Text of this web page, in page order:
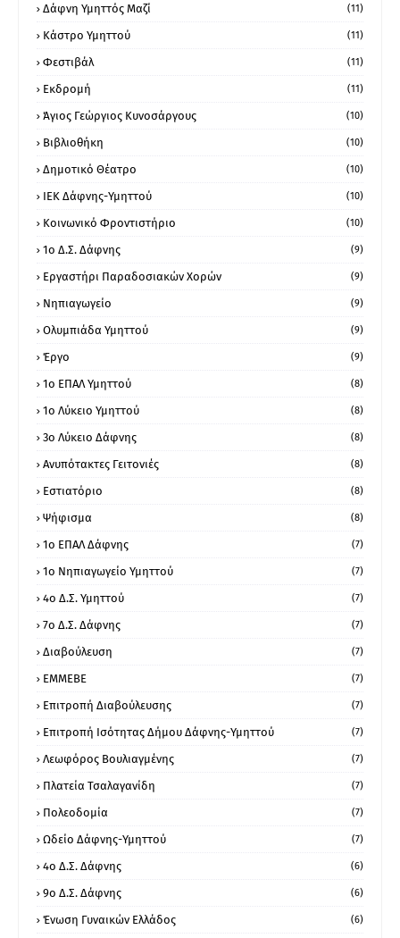
Δάφνη Υμηττός Μαζί (11)
Κάστρο Υμηττού (11)
Φεστιβάλ (11)
Εκδρομή (11)
Άγιος Γεώργιος Κυνοσάργους (10)
Βιβλιοθήκη (10)
Δημοτικό Θέατρο (10)
ΙΕΚ Δάφνης-Υμηττού (10)
Κοινωνικό Φροντιστήριο (10)
1ο Δ.Σ. Δάφνης (9)
Εργαστήρι Παραδοσιακών Χορών (9)
Νηπιαγωγείο (9)
Ολυμπιάδα Υμηττού (9)
Έργο (9)
1o ΕΠΑΛ Υμηττού (8)
1ο Λύκειο Υμηττού (8)
3ο Λύκειο Δάφνης (8)
Ανυπότακτες Γειτονιές (8)
Εστιατόριο (8)
Ψήφισμα (8)
1ο ΕΠΑΛ Δάφνης (7)
1ο Νηπιαγωγείο Υμηττού (7)
4ο Δ.Σ. Υμηττού (7)
7ο Δ.Σ. Δάφνης (7)
Διαβούλευση (7)
ΕΜΜΕΒΕ (7)
Επιτροπή Διαβούλευσης (7)
Επιτροπή Ισότητας Δήμου Δάφνης-Υμηττού (7)
Λεωφόρος Βουλιαγμένης (7)
Πλατεία Τσαλαγανίδη (7)
Πολεοδομία (7)
Ωδείο Δάφνης-Υμηττού (7)
4ο Δ.Σ. Δάφνης (6)
9ο Δ.Σ. Δάφνης (6)
Ένωση Γυναικών Ελλάδος (6)